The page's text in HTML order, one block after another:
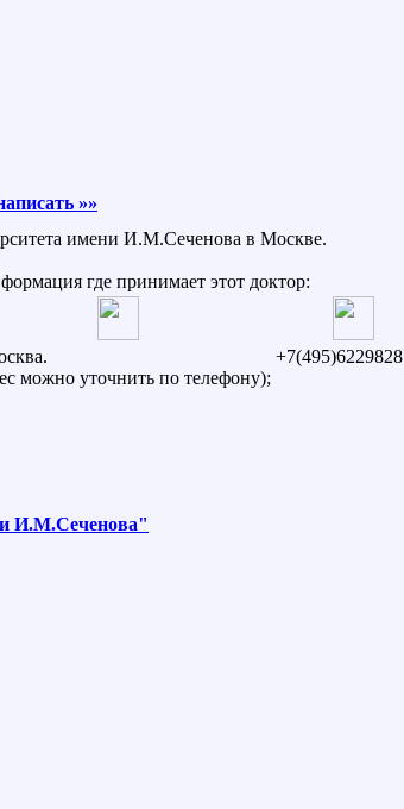
»»
имени И.М.Сеченова в Москве.
где принимает этот доктор:
можно уточнить по телефону);
+7(495)6229828
И.М.Сеченова"